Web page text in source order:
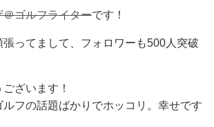
＠ゴルフライターです！
ってまして、フォロワーも500人突破
ざいます！
ルフの話題ばかりでホッコリ。幸せです